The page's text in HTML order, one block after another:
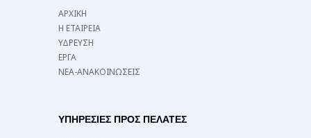
ΑΡΧΙΚΗ
Η ΕΤΑΙΡΕΙΑ
ΥΔΡΕΥΣΗ
ΕΡΓΑ
ΝΕΑ-ΑΝΑΚΟΙΝΩΣΕΙΣ
ΥΠΗΡΕΣΙΕΣ ΠΡΟΣ ΠΕΛΑΤΕΣ